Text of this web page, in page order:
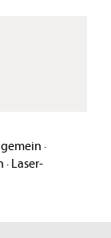
·
· Laser-